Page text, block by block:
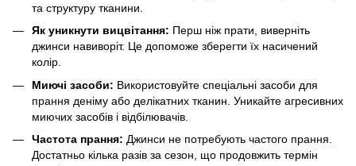
та структуру тканини.
Як уникнути вицвітання: Перш ніж прати, виверніть
джинси навиворіт. Це допоможе зберегти їх насичений
колір.
Миючі засоби: Використовуйте спеціальні засоби для
прання деніму або делікатних тканин. Уникайте агресивних
миючих засобів і відбілювачів.
Частота прання: Джинси не потребують частого прання.
Достатньо кілька разів за сезон, що продовжить термін